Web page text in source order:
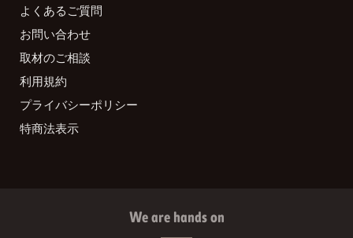
よくあるご質問
お問い合わせ
取材のご相談
利用規約
プライバシーポリシー
特商法表示
We are hands on